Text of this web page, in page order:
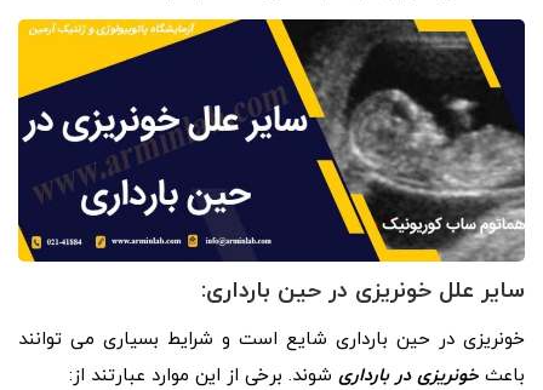
سایر علل خونریزی در حین بارداری:
خونریزی در حین بارداری شایع است و شرایط بسیاری می توانند
باعث خونریزی در بارداری شوند. برخی از این موارد عبارتند از: